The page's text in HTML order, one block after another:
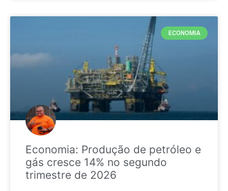
ECONOMIA
Economia: Produção de petróleo e
gás cresce 14% no segundo
trimestre de 2026